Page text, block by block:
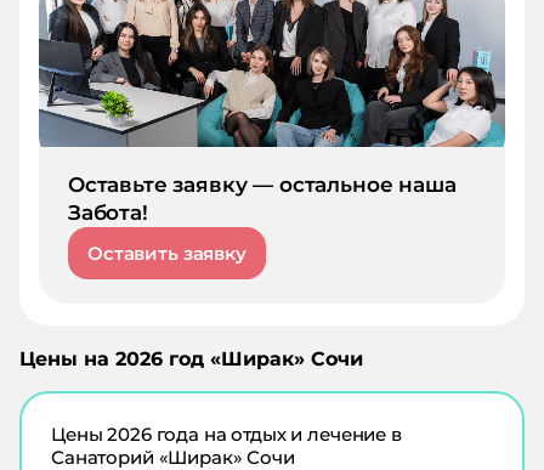
Оставьте заявку — остальное наша
Забота!
Оставить заявку
Цены на 2026 год «Ширак» Сочи
Цены2026года на отдых и лечение в
Санаторий «Ширак» Сочи